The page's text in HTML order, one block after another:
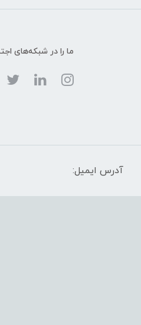
ما را در شبکه‌های
آدرس ایمیل: